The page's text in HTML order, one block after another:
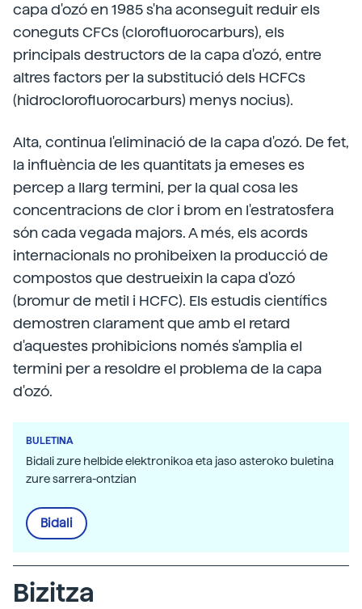
capa d'ozó en 1985 s'ha aconseguit reduir els
coneguts CFCs (clorofluorocarburs), els
principals destructors de la capa d'ozó, entre
altres factors per la substitució dels HCFCs
(hidroclorofluorocarburs) menys nocius).
Alta, continua l'eliminació de la capa d'ozó. De fet,
la influència de les quantitats ja emeses es
percep a llarg termini, per la qual cosa les
concentracions de clor i brom en l'estratosfera
són cada vegada majors. A més, els acords
internacionals no prohibeixen la producció de
compostos que destrueixin la capa d'ozó
(bromur de metil i HCFC). Els estudis científics
demostren clarament que amb el retard
d'aquestes prohibicions només s'amplia el
termini per a resoldre el problema de la capa
d'ozó.
BULETINA
Bidali zure helbide elektronikoa eta jaso asteroko buletina
zure sarrera-ontzian
Bidali
Bizitza